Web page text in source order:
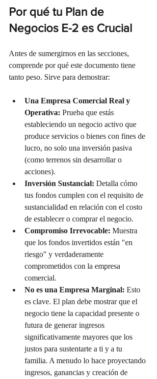
Por qué tu Plan de
Negocios E-2 es Crucial
Antes de sumergirnos en las secciones,
comprende por qué este documento tiene
tanto peso. Sirve para demostrar:
Una Empresa Comercial Real y
Operativa: Prueba que estás
estableciendo un negocio activo que
produce servicios o bienes con fines de
lucro, no solo una inversión pasiva
(como terrenos sin desarrollar o
acciones).
Inversión Sustancial: Detalla cómo
tus fondos cumplen con el requisito de
sustancialidad en relación con el costo
de establecer o comprar el negocio.
Compromiso Irrevocable: Muestra
que los fondos invertidos están "en
riesgo" y verdaderamente
comprometidos con la empresa
comercial.
No es una Empresa Marginal: Esto
es clave. El plan debe mostrar que el
negocio tiene la capacidad presente o
futura de generar ingresos
significativamente mayores que los
justos para sustentarte a ti y a tu
familia. A menudo lo hace proyectando
ingresos, ganancias y creación de